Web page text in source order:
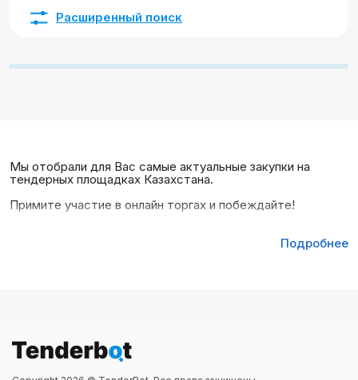
Расширенный поиск
Мы отобрали для Вас самые актуальные закупки на
тендерных площадках Казахстана.
Примите участие в онлайн торгах и побеждайте!
Подробнее